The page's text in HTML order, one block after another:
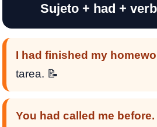
Sujeto + had +
I had finished my
tarea. 📝
You had called me before.